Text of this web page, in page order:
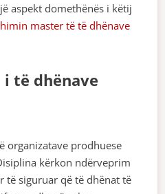
aspekt domethënës i këtij
master të të dhënave
të dhënave
organizatave prodhuese
kërkon ndërveprim
të siguruar që të dhënat të